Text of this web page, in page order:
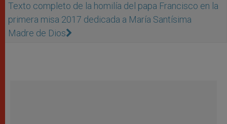
Texto completo de la homilía del papa Francisco en la
primera misa 2017 dedicada a María Santísima
Madre de Dios